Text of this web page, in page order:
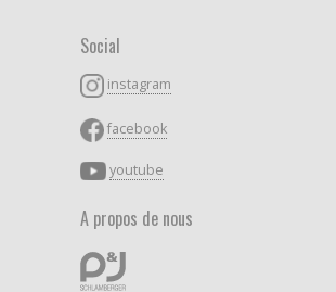
Social
instagram
facebook
youtube
A propos de nous